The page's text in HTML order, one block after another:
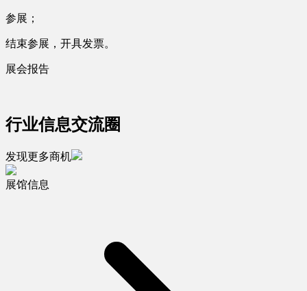
参展；
结束参展，开具发票。
展会报告
行业信息交流圈
发现更多商机
展馆信息